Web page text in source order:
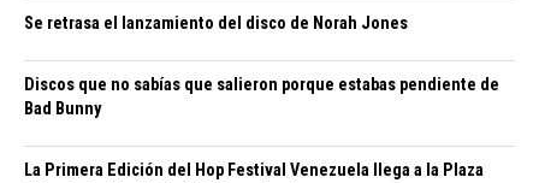
Se retrasa el lanzamiento del disco de Norah Jones
Discos que no sabías que salieron porque estabas pendiente de
Bad Bunny
La Primera Edición del Hop Festival Venezuela llega a la Plaza